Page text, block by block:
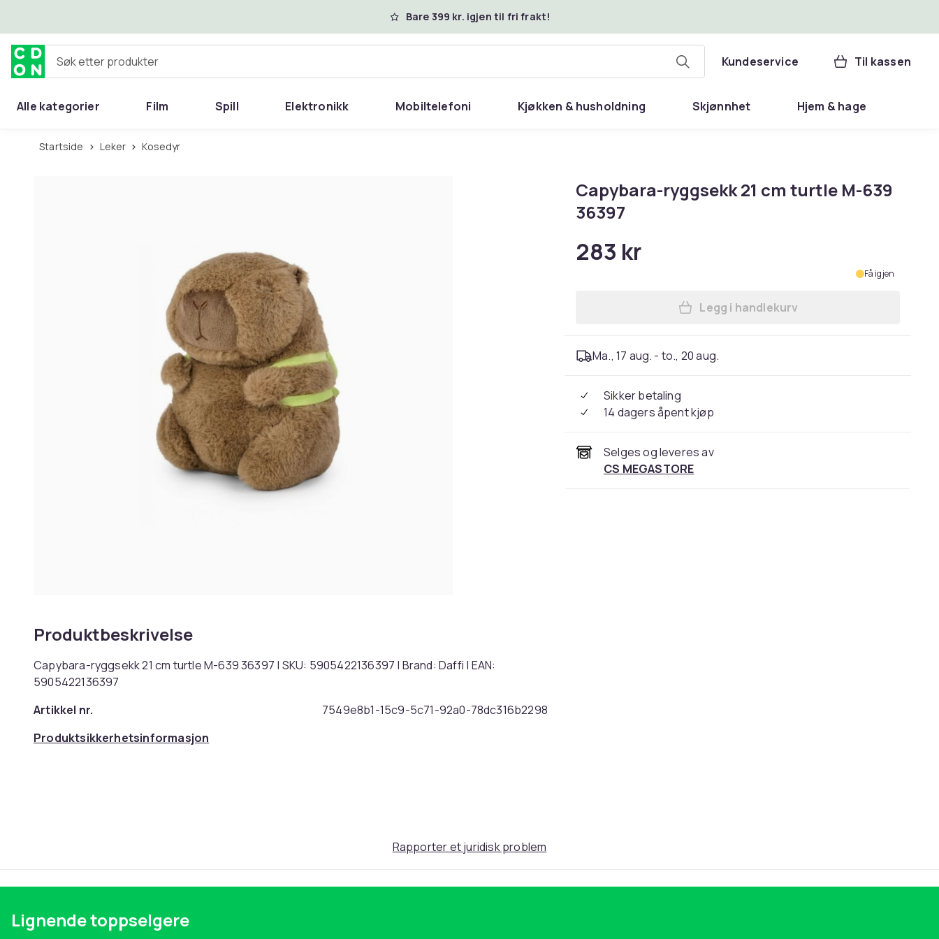
Bare 399 kr. igjen til fri frakt!
Søk etter produkter Kundeservice Til kassen
Alle kategorier Film Spill Elektronikk Mobiltelefoni Kjøkken & husholdning Skjønnhet Hjem & hage
Startside Leker Kosedyr
Produktbeskrivelse
Capybara-ryggsekk 21 cm turtle M-639 36397 | SKU: 5905422136397 | Brand: Daffi | EAN:
5905422136397
Artikkel nr.
7549e8b1-15c9-5c71-92a0-78dc316b2298
Produktsikkerhetsinformasjon
Capybara-ryggsekk 21 cm turtle M-639
36397
283 kr
Få igjen
Legg Capybara-ryggsekk 21 cm
Legg i handlekurv
Ma., 17 aug. - to., 20 aug.
Sikker betaling
14 dagers åpent kjøp
Selges og leveres av
CS MEGASTORE
Rapporter et juridisk problem
Lignende toppselgere